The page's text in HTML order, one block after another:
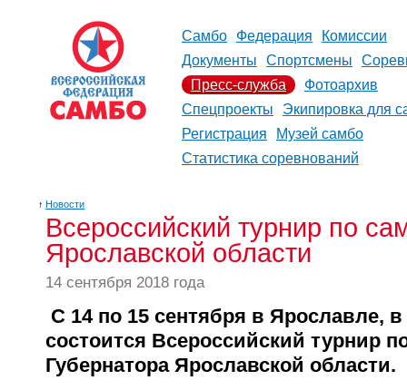
Самбо Федерация
Комиссии
Документы
Спортсмены
Пресс-служба
Фотоархив
Спецпроекты
Экипировка для
Регистрация
Музей самбо
Статистика соревнований
↑ Новости
Всероссийский турнир по
Ярославской области
14 сентября 2018 года
С 14 по 15 сентября в Ярославле,
состоится Всероссийский турнир
Губернатора Ярославской области.